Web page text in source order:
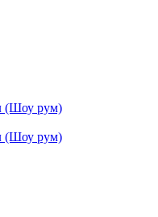
(Шоу рум)
(Шоу рум)